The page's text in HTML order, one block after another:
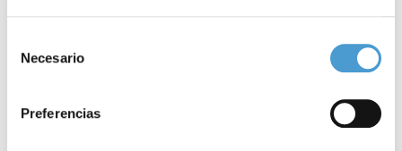
de cookies
Necesario
Preferencias
DE INTERÉS